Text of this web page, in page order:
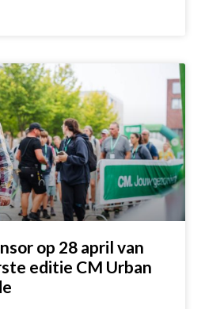
op 28 april van
editie CM Urban